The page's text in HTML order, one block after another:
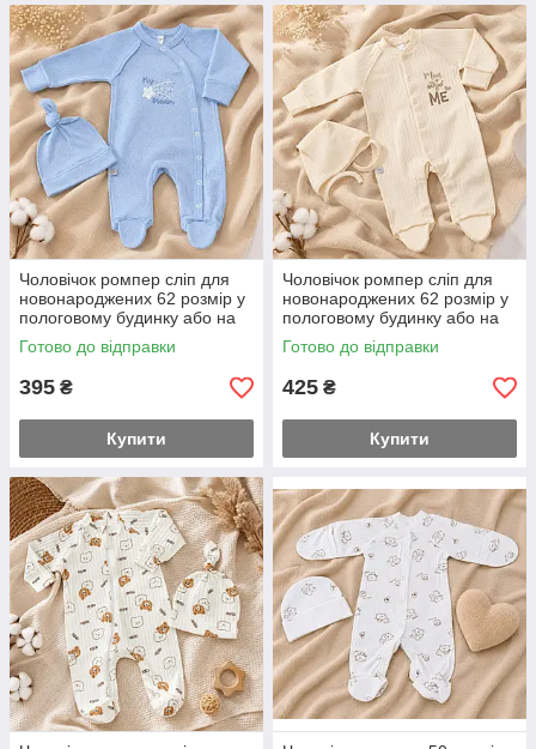
Чоловічок ромпер сліп для
новонароджених 62 розмір у
пологовому будинку або на
виписку якість супер
Готово до відправки
395 ₴
Купити
Чоловічок ромпер сліп для
новонароджених 62 розмір у
пологовому будинку або на
виписку якість супер
Готово до відправки
425 ₴
Купити